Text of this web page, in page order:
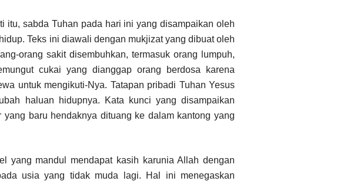
itu, sabda Tuhan pada hari ini yang disampaikan oleh
Teks ini diawali dengan mukjizat yang dibuat oleh
orang sakit disembuhkan, termasuk orang lumpuh,
cukai yang dianggap orang berdosa karena
untuk mengikuti-Nya. Tatapan pribadi Tuhan Yesus
haluan hidupnya. Kata kunci yang disampaikan
baru hendaknya dituang ke dalam kantong yang
yang mandul mendapat kasih karunia Allah dengan
usia yang tidak muda lagi. Hal ini menegaskan